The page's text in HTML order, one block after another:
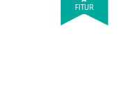
FITUR